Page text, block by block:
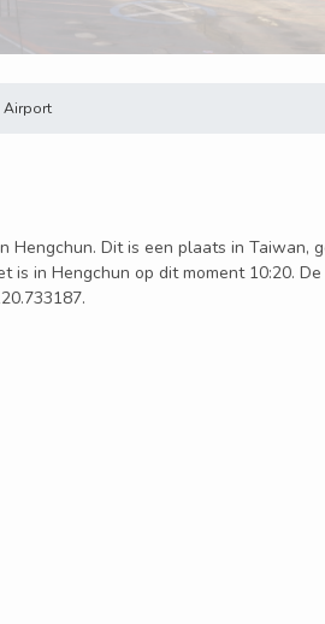
Airport
Hengchun. Dit is een plaats in Taiwan,
is in Hengchun op dit moment 10:20.